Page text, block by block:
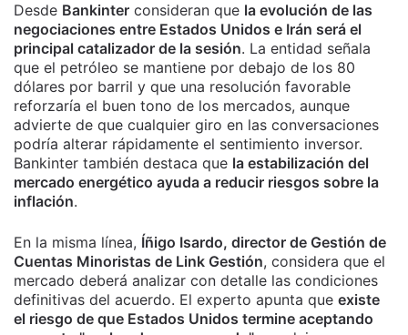
Desde Bankinter consideran que la evolución de las
negociaciones entre Estados Unidos e Irán será el
principal catalizador de la sesión. La entidad señala
que el petróleo se mantiene por debajo de los 80
dólares por barril y que una resolución favorable
reforzaría el buen tono de los mercados, aunque
advierte de que cualquier giro en las conversaciones
podría alterar rápidamente el sentimiento inversor.
Bankinter también destaca que la estabilización del
mercado energético ayuda a reducir riesgos sobre la
inflación.
En la misma línea, Íñigo Isardo, director de Gestión de
Cuentas Minoristas de Link Gestión, considera que el
mercado deberá analizar con detalle las condiciones
definitivas del acuerdo. El experto apunta que existe
el riesgo de que Estados Unidos termine aceptando